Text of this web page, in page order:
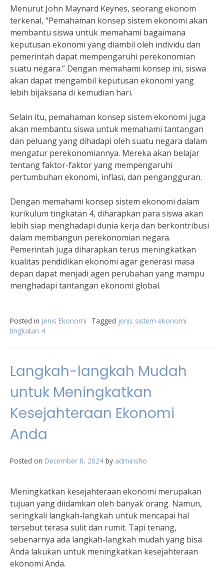
Menurut John Maynard Keynes, seorang ekonom
terkenal, “Pemahaman konsep sistem ekonomi akan
membantu siswa untuk memahami bagaimana
keputusan ekonomi yang diambil oleh individu dan
pemerintah dapat mempengaruhi perekonomian
suatu negara.” Dengan memahami konsep ini, siswa
akan dapat mengambil keputusan ekonomi yang
lebih bijaksana di kemudian hari.
Selain itu, pemahaman konsep sistem ekonomi juga
akan membantu siswa untuk memahami tantangan
dan peluang yang dihadapi oleh suatu negara dalam
mengatur perekonomiannya. Mereka akan belajar
tentang faktor-faktor yang mempengaruhi
pertumbuhan ekonomi, inflasi, dan pengangguran.
Dengan memahami konsep sistem ekonomi dalam
kurikulum tingkatan 4, diharapkan para siswa akan
lebih siap menghadapi dunia kerja dan berkontribusi
dalam membangun perekonomian negara.
Pemerintah juga diharapkan terus meningkatkan
kualitas pendidikan ekonomi agar generasi masa
depan dapat menjadi agen perubahan yang mampu
menghadapi tantangan ekonomi global.
Posted in Jenis Ekonomi Tagged jenis sistem ekonomi
tingkatan 4
Langkah-langkah Mudah
untuk Meningkatkan
Kesejahteraan Ekonomi
Anda
Posted on December 8, 2024 by adminsho
Meningkatkan kesejahteraan ekonomi merupakan
tujuan yang diidamkan oleh banyak orang. Namun,
seringkali langkah-langkah untuk mencapai hal
tersebut terasa sulit dan rumit. Tapi tenang,
sebenarnya ada langkah-langkah mudah yang bisa
Anda lakukan untuk meningkatkan kesejahteraan
ekonomi Anda.